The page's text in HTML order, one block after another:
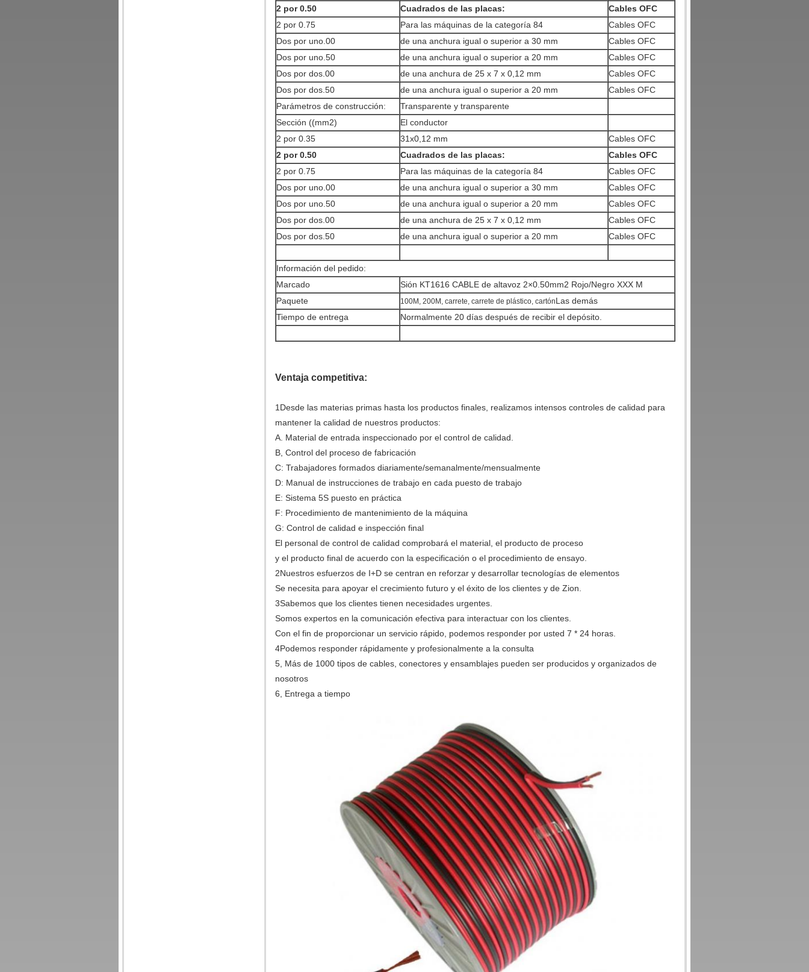
2 por 0.50
Cuadrados de las placas:
Cables OFC
2 por 0.75
Para las máquinas de la categoría 84
Cables OFC
Dos por uno.00
de una anchura igual o superior a 30 mm
Cables OFC
Dos por uno.50
de una anchura igual o superior a 20 mm
Cables OFC
Dos por dos.00
de una anchura de 25 x 7 x 0,12 mm
Cables OFC
Dos por dos.50
de una anchura igual o superior a 20 mm
Cables OFC
Parámetros de construcción:
Transparente y transparente
Sección ((mm2)
El conductor
2 por 0.35
31x0,12 mm
Cables OFC
2 por 0.50
Cuadrados de las placas:
Cables OFC
2 por 0.75
Para las máquinas de la categoría 84
Cables OFC
Dos por uno.00
de una anchura igual o superior a 30 mm
Cables OFC
Dos por uno.50
de una anchura igual o superior a 20 mm
Cables OFC
Dos por dos.00
de una anchura de 25 x 7 x 0,12 mm
Cables OFC
Dos por dos.50
de una anchura igual o superior a 20 mm Cables OFC
Información del pedido:
Marcado
Sión KT1616 CABLE de altavoz 2×0.50mm2 Rojo/Negro XXX M
Paquete
100M, 200M, carrete, carrete de plástico, cartónLas demás
Tiempo de entrega
Normalmente 20 días después de recibir el depósito.
Ventaja competitiva:
1Desde las materias primas hasta los productos finales, realizamos intensos controles de calidad para
mantener la calidad de nuestros productos:
A. Material de entrada inspeccionado por el control de calidad.
B, Control del proceso de fabricación
C: Trabajadores formados diariamente/semanalmente/mensualmente
D: Manual de instrucciones de trabajo en cada puesto de trabajo
E: Sistema 5S puesto en práctica
F: Procedimiento de mantenimiento de la máquina
G: Control de calidad e inspección final
El personal de control de calidad comprobará el material, el producto de proceso
y el producto final de acuerdo con la especificación o el procedimiento de ensayo.
2Nuestros esfuerzos de I+D se centran en reforzar y desarrollar tecnologías de elementos
Se necesita para apoyar el crecimiento futuro y el éxito de los clientes y de Zion.
3Sabemos que los clientes tienen necesidades urgentes.
Somos expertos en la comunicación efectiva para interactuar con los clientes.
Con el fin de proporcionar un servicio rápido, podemos responder por usted 7 * 24 horas.
4Podemos responder rápidamente y profesionalmente a la consulta
5, Más de 1000 tipos de cables, conectores y ensamblajes pueden ser producidos y organizados de
nosotros
6, Entrega a tiempo